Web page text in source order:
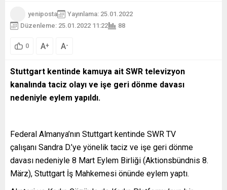
yeniposta
Yayınlama: 25.01.2022
Düzenleme: 25.01.2022 11:22
88
0 A+ A-
Stuttgart kentinde kamuya ait SWR televizyon
kanalında taciz olayı ve işe geri dönme davası
nedeniyle eylem yapıldı.
Federal Almanya’nın Stuttgart kentinde SWR TV
çalışanı Sandra D.’ye yönelik taciz ve işe geri dönme
davası nedeniyle 8 Mart Eylem Birliği (Aktionsbündnis 8.
März), Stuttgart İş Mahkemesi önünde eylem yaptı.